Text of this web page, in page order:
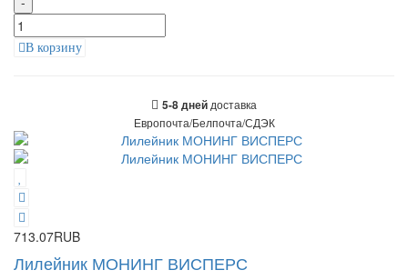
В корзину
5-8 дней доставка
Европочта/Белпочта/СДЭК
713.07RUB
Лилейник МОНИНГ ВИСПЕРС